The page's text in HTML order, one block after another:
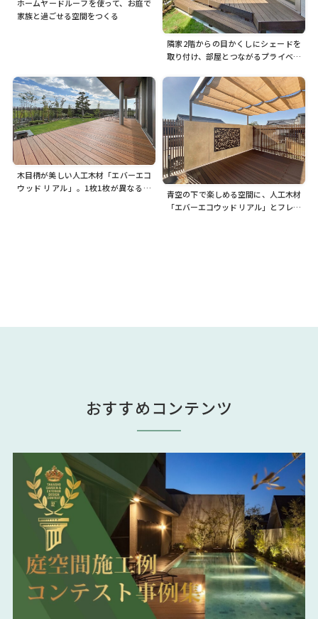
ホームヤードルーフを使って、お庭で
家族と過ごせる空間をつくる
隣家2階からの目かくしにシェードを
取り付け、部屋とつながるプライベー
木目柄が美しい人工木材「エバーエコ
ウッド リアル」。1枚1枚が異なる色
青空の下で楽しめる空間に、人工木材
「エバーエコウッド リアル」とフレー
おすすめコンテンツ